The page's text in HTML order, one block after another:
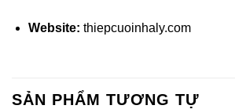
Website: thiepcuoinhaly.com
SẢN PHẨM TƯƠNG TỰ